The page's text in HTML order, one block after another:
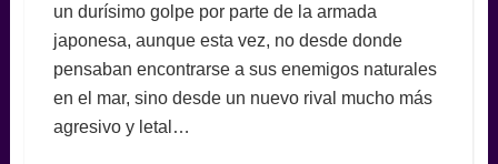
un durísimo golpe por parte de la armada
japonesa, aunque esta vez, no desde donde
pensaban encontrarse a sus enemigos naturales
en el mar, sino desde un nuevo rival mucho más
agresivo y letal…